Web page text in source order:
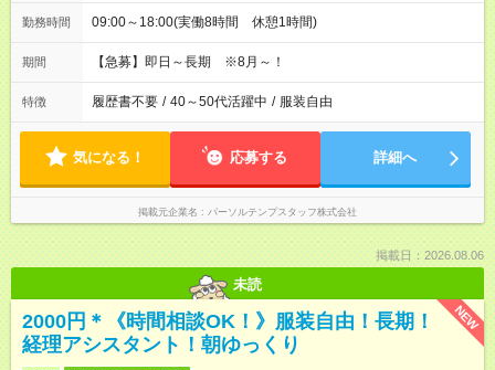
勤務時間 09:00～18:00(実働8時間 休憩1時間)
期間 【急募】即日～長期 ※8月～！
特徴 履歴書不要 / 40～50代活躍中 / 服装自由
気になる！ 応募する 詳細へ
掲載元企業名 パーソルテンプスタッフ株式会社
掲載日：2026.08.06
未読
NEW
2000円＊《時間相談OK！》服装自由！長期！
経理アシスタント！朝ゆっくり